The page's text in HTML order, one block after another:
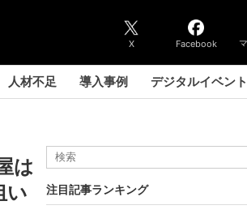
X Facebook
人材不足 導入事例 デジタルイベント
は
い
注目記事ランキング